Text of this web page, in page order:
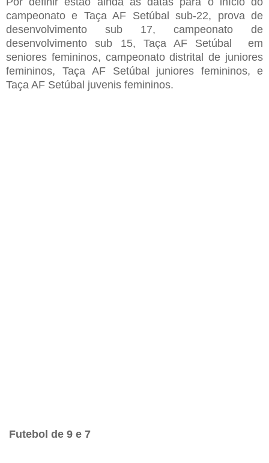
campeonato e Taça AF Setúbal sub-22, prova de
desenvolvimento sub 17, campeonato de
desenvolvimento sub 15, Taça AF Setúbal
em
seniores femininos, campeonato distrital de juniores
femininos, TaçaAF Setúbal juniores femininos, e
Taça AF Setúbal juvenis femininos.
Futebol de 9 e 7